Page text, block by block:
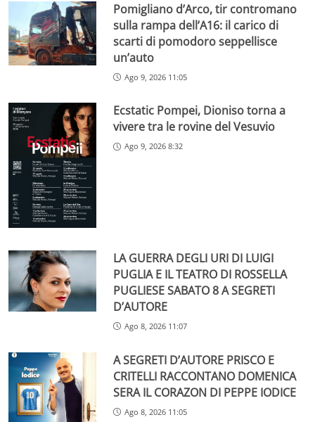
Pomigliano d’Arco, tir contromano
sulla rampa dell’A16: il carico di
scarti di pomodoro seppellisce
un’auto
Ago 9, 2026 11:05
Ecstatic Pompei, Dioniso torna a
vivere tra le rovine del Vesuvio
Ago 9, 2026 8:32
LA GUERRA DEGLI URI DI LUIGI
PUGLIA E IL TEATRO DI ROSSELLA
PUGLIESE SABATO 8 A SEGRETI
D’AUTORE
Ago 8, 2026 11:07
A SEGRETI D’AUTORE PRISCO E
CRITELLI RACCONTANO DOMENICA
SERA IL CORAZON DI PEPPE IODICE
Ago 8, 2026 11:05